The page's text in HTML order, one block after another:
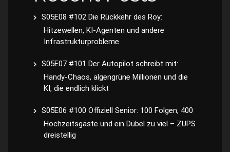
S05E08 #102 Die Rückkehr des Roy:
Hitzewellen, KI-Agenten und andere
Infrastrukturprobleme
S05E07 #101 Der Autopilot schreibt mit:
Handy-Chaos, algengrüne Millionen und die
KI, die endlich klickt
S05E06 #100 Offiziell Senior: 100 Folgen, 400
Hochzeitsgäste und ein Dübel zu viel – ZUPS
dreistellig